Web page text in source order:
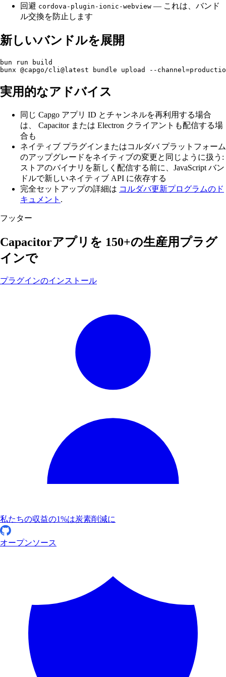
回避 cordova-plugin-ionic-webview — これは、バンド
ル交換を防止します
新しいバンドルを展開
bun run build
実用的なアドバイス
同じ Capgo アプリ ID とチャンネルを再利用する場合
は、 Capacitor または Electron クライアントも配信する場
合も
ネイティブ プラグインまたはコルダバ プラットフォーム
のアップグレードをネイティブの変更と同じように扱う:
ストアのバイナリを新しく配信する前に、JavaScript バン
ドルで新しいネイティブ API に依存する
完全セットアップの詳細は コルダバ更新プログラムのド
キュメント .
フッター
Capacitorアプリを 150+の生産用プラグ
インで
プラグインのインストール
私たちの収益の1%は炭素削減に
オープンソース